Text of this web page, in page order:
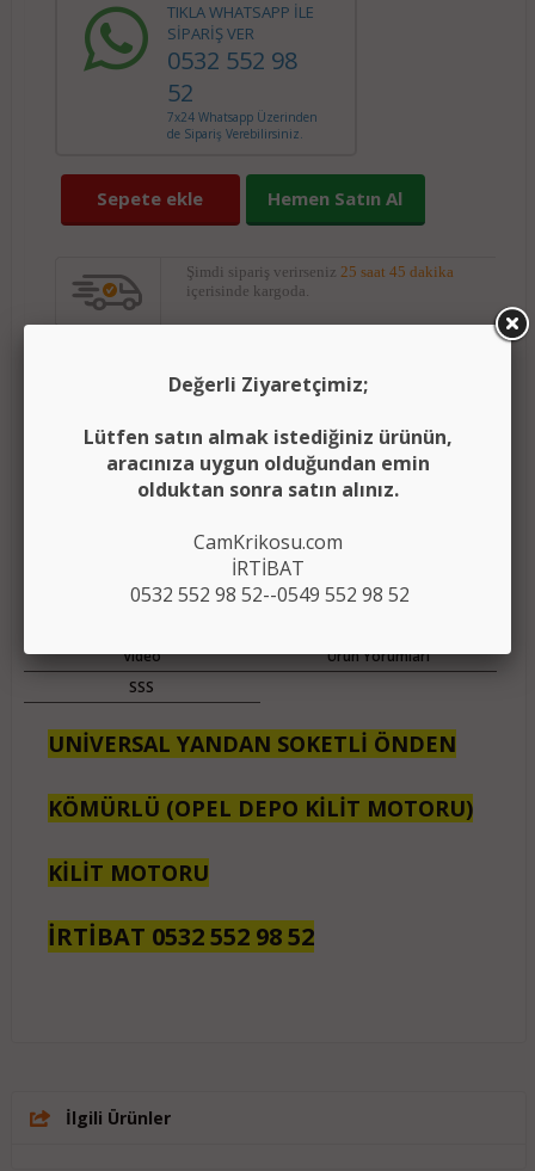
TIKLA WHATSAPP İLE
SİPARİŞ VER
0532 552 98
52
7x24 Whatsapp Üzerinden
de Sipariş Verebilirsiniz.
Sepete ekle Hemen Satın Al
Şimdi sipariş verirseniz 25 saat 45 dakika
içerisinde kargoda.
Karşılaştır
Fiyatı düşünce bildir
Aklımdakiler listesine ekle
Video
Ürün Yorumları
SSS
UNİVERSAL YANDAN SOKETLİ ÖNDEN
KÖMÜRLÜ (OPEL DEPO KİLİT MOTORU)
KİLİT MOTORU
İRTİBAT 0532 552 98 52
İlgili Ürünler
Değerli Ziyaretçimiz;
Lütfen satın almak istediğiniz ürünün,
aracınıza uygun olduğundan emin
olduktan sonra satın alınız.
CamKrikosu.com
İRTİBAT
0532 552 98 52--0549 552 98 52